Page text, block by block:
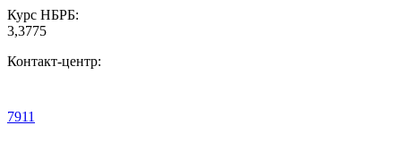
Курс НБРБ:
3,3775
Контакт-центр:
7911